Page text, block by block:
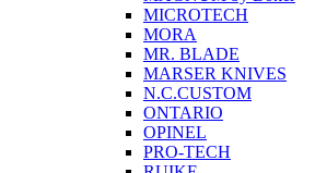
MICROTECH
MORA
MR. BLADE
MARSER KNIVES
N.C.CUSTOM
ONTARIO
OPINEL
PRO-TECH